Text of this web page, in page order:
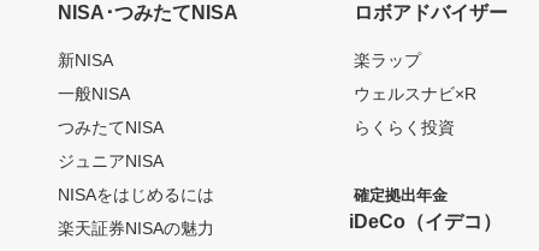
NISA･つみたてNISA
新NISA
一般NISA
つみたてNISA
ジュニアNISA
NISAをはじめるには
楽天証券NISAの魅力
ロボアドバイザー
楽ラップ
ウェルスナビ×R
らくらく投資
確定拠出年金
iDeCo（イデコ）